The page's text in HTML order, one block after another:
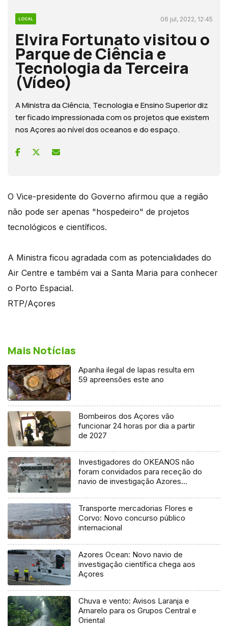
LOCAL 06 jul, 2022, 12:45
Elvira Fortunato visitou o
Parque de Ciência e
Tecnologia da Terceira
(Vídeo)
A Ministra da Ciência, Tecnologia e Ensino Superior diz
ter ficado impressionada com os projetos que existem
nos Açores ao nível dos oceanos e do espaço.
O Vice-presidente do Governo afirmou que a região
não pode ser apenas "hospedeiro" de projetos
tecnológicos e científicos.
A Ministra ficou agradada com as potencialidades do
Air Centre e também vai a Santa Maria para conhecer
o Porto Espacial.
RTP/Açores
Mais Notícias
Apanha ilegal de lapas resulta em
59 apreensões este ano
Bombeiros dos Açores vão
funcionar 24 horas por dia a partir
de 2027
Investigadores do OKEANOS não
foram convidados para receção do
navio de investigação Azores
Transporte mercadorias Flores e
Corvo: Novo concurso público
internacional
Azores Ocean: Novo navio de
investigação científica chega aos
Açores
Chuva e vento: Avisos Laranja e
Amarelo para os Grupos Central e
Oriental